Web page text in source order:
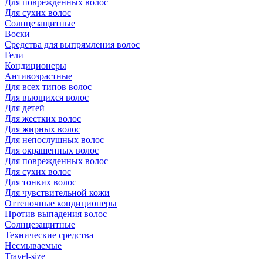
Для поврежденных волос
Для сухих волос
Солнцезащитные
Воски
Средства для выпрямления волос
Гели
Кондиционеры
Антивозрастные
Для всех типов волос
Для вьющихся волос
Для детей
Для жестких волос
Для жирных волос
Для непослушных волос
Для окрашенных волос
Для поврежденных волос
Для сухих волос
Для тонких волос
Для чувствительной кожи
Оттеночные кондиционеры
Против выпадения волос
Солнцезащитные
Технические средства
Несмываемые
Travel-size